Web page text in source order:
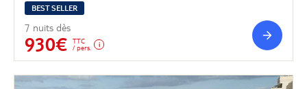
BEST SELLER
7 nuits dès
930€
TTC
/ pers.